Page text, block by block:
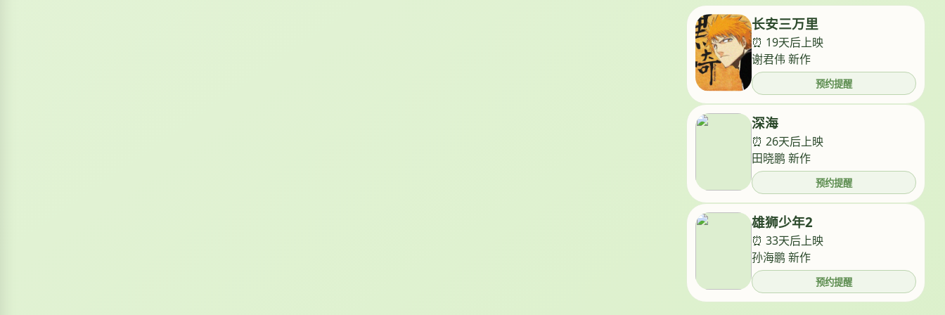
长安三万里
⏰ 19天后上映
谢君伟 新作
预约提醒
深海
⏰ 26天后上映
田晓鹏 新作
预约提醒
雄狮少年2
⏰ 33天后上映
孙海鹏 新作
预约提醒